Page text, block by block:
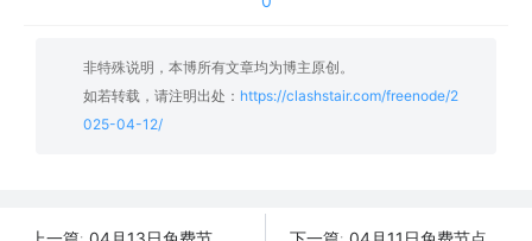
非特殊说明，本博所有文章均为博主原创。
如若转载，请注明出处： https://clashstair.com/freenode/2
025-04-12/